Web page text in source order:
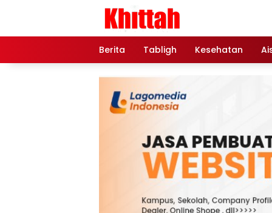
Berita
Tabligh Kesehatan